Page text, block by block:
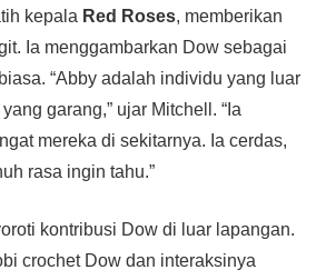
kepala Red Roses, memberikan
Ia menggambarkan Dow sebagai
“Abby adalah individu yang luar
garang,” ujar Mitchell. “Ia
mereka di sekitarnya. Ia cerdas,
rasa ingin tahu.”
kontribusi Dow di luar lapangan.
crochet Dow dan interaksinya